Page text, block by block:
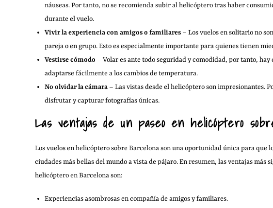
náuseas. Por tanto, no se recomienda subir al helicóptero tras haber
durante el vuelo.
Vivir la experiencia con amigos o familiares – Los vuelos en solitario no
pareja o en grupo. Esto es especialmente importante para quienes tienen
Vestirse cómodo – Volar es ante todo seguridad y comodidad, por tanto,
adaptarse fácilmente a los cambios de temperatura.
No olvidar la cámara – Las vistas desde el helicóptero son impresionantes.
disfrutar y capturar fotografías únicas.
Las ventajas de un paseo en helicóptero
Los vuelos en helicóptero sobre Barcelona son una oportunidad única para que
ciudades más bellas del mundo a vista de pájaro. En resumen, las ventajas
helicóptero en Barcelona son:
Experiencias asombrosas en compañía de amigos y familiares.